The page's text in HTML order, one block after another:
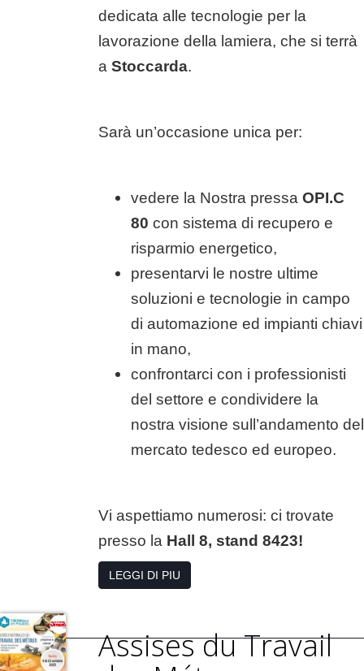
dedicata alle tecnologie per la
lavorazione della lamiera, che si terrà
a Stoccarda.
Sarà un’occasione unica per:
vedere la Nostra pressa OPI.C
80 con sistema di recupero e
risparmio energetico,
presentarvi le nostre ultime
soluzioni e tecnologie in campo
di automazione ed impianti chiavi
in mano,
confrontarci con i professionisti
del settore e condividere la
nostra visione sull’andamento del
mercato tedesco ed europeo.
Vi aspettiamo numerosi: ci trovate
presso la Hall 8, stand 8423!
LEGGI DI PIU
Assises du Travail